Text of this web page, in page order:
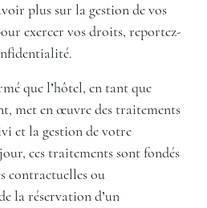
plus sur la gestion de vos
exercer vos droits, reportez-
que l’hôtel, en tant que
met en œuvre des traitements
et la gestion de votre
ces traitements sont fondés
contractuelles ou
la réservation d’un